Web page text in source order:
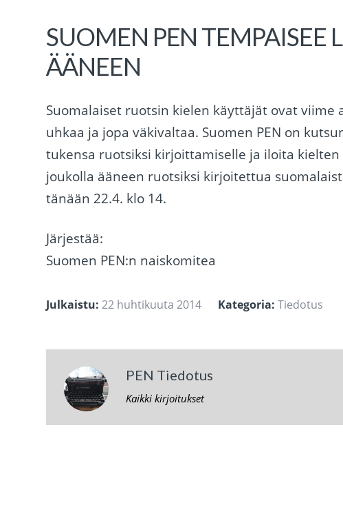
SUOMEN PEN TEMPAISEE
ÄÄNEEN
Suomalaiset ruotsin kielen käyttäjät ovat
uhkaa ja jopa väkivaltaa. Suomen PEN on
tukensa ruotsiksi kirjoittamiselle ja iloita
joukolla ääneen ruotsiksi kirjoitettua
tänään 22.4. klo 14.
Järjestää:
Suomen PEN:n naiskomitea
Julkaistu: 22 huhtikuuta 2014 Kategoria: Tiedotus
PEN Tiedotus
Kaikki kirjoitukset